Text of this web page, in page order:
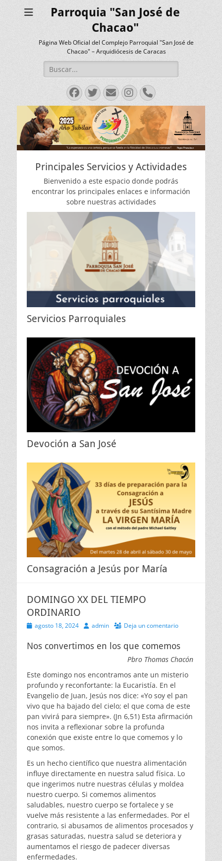
Parroquia "San José de
Chacao"
Página Web Oficial del Complejo Parroquial "San José de
Chacao" – Arquidiócesis de Caracas
Buscar:
Facebook
Twitter
Correo
electrónico
Instagram
Teléfono
Principales Servicios y Actividades
Bienvenido a este espacio donde podrás
encontrar los principales enlaces e información
sobre nuestras actividades
Servicios Parroquiales
Devoción a San José
Consagración a Jesús por María
DOMINGO XX DEL TIEMPO
ORDINARIO
Publicado
agosto 18, 2024 Autoradmin Deja un comentario
Nos convertimos en los que comemos
Pbro Thomas Chacón
Este domingo nos encontramos ante un misterio
profundo y reconfortante: la Eucaristía. En el
Evangelio de Juan, Jesús nos dice: «Yo soy el pan
vivo que ha bajado del cielo; el que coma de este
pan vivirá para siempre». (Jn 6,51) Esta afirmación
nos invita a reflexionar sobre la profunda
conexión que existe entre lo que comemos y lo
que somos.
Es un hecho científico que nuestra alimentación
influye directamente en nuestra salud física. Lo
que ingerimos nutre nuestras células y moldea
nuestro cuerpo. Si comemos alimentos
saludables, nuestro cuerpo se fortalece y se
vuelve más resistente a las enfermedades. Por el
contrario, si abusamos de alimentos procesados y
grasas saturadas, nuestra salud se deteriora y
aumentamos el riesgo de padecer diversas
enfermedades.